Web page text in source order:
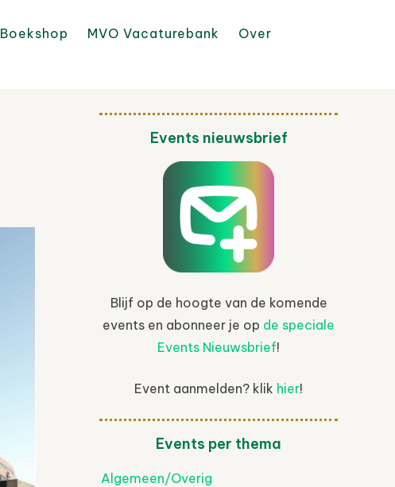
Boekshop MVO Vacaturebank
Over
Events nieuwsbrief
Blijf op de hoogte van de komende
events en abonneer je op de speciale
Events Nieuwsbrief!
Event aanmelden? klik hier!
Events per thema
Algemeen/Overig